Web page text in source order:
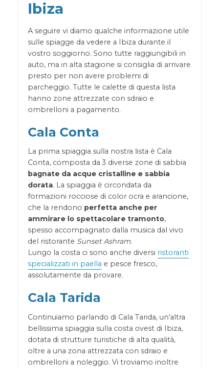
Ibiza
A seguire vi diamo qualche informazione utile
sulle spiagge da vedere a Ibiza durante il
vostro soggiorno. Sono tutte raggiungibili in
auto, ma in alta stagione si consiglia di arrivare
presto per non avere problemi di
parcheggio. Tutte le calette di questa lista
hanno zone attrezzate con sdraio e
ombrelloni a pagamento.
Cala Conta
La prima spiaggia sulla nostra lista è Cala
Conta, composta da 3 diverse zone di sabbia
bagnate da acque cristalline e sabbia
dorata. La spiaggia è circondata da
formazioni rocciose di color ocra e arancione,
che la rendono perfetta anche per
ammirare lo spettacolare tramonto,
spesso accompagnato dalla musica dal vivo
del ristorante Sunset Ashram.
Lungo la costa ci sono anche diversi ristoranti
specializzati in paella e pesce fresco,
assolutamente da provare.
Cala Tarida
Continuiamo parlando di Cala Tarida, un’altra
bellissima spiaggia sulla costa ovest di Ibiza,
dotata di strutture turistiche di alta qualità,
oltre a una zona attrezzata con sdraio e
ombrelloni a noleggio. Vi troviamo inoltre